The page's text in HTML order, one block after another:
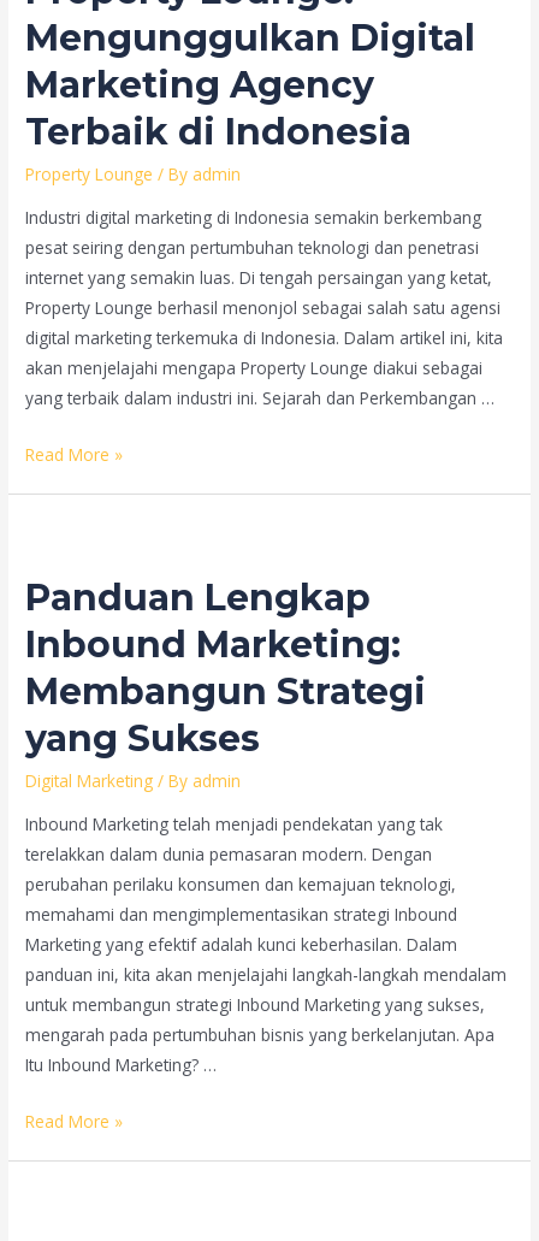
Modern
Mengunggulkan Digital
Marketing Agency
Terbaik di Indonesia
Property Lounge / By admin
Industri digital marketing di Indonesia semakin berkembang
pesat seiring dengan pertumbuhan teknologi dan penetrasi
internet yang semakin luas. Di tengah persaingan yang ketat,
Property Lounge berhasil menonjol sebagai salah satu agensi
digital marketing terkemuka di Indonesia. Dalam artikel ini, kita
akan menjelajahi mengapa Property Lounge diakui sebagai
yang terbaik dalam industri ini. Sejarah dan Perkembangan …
Property
Agency
Terbaik
di
Indonesia
Read More »
Panduan Lengkap
Inbound Marketing:
Membangun Strategi
yang Sukses
Digital Marketing / By admin
Inbound Marketing telah menjadi pendekatan yang tak
terelakkan dalam dunia pemasaran modern. Dengan
perubahan perilaku konsumen dan kemajuan teknologi,
memahami dan mengimplementasikan strategi Inbound
Marketing yang efektif adalah kunci keberhasilan. Dalam
panduan ini, kita akan menjelajahi langkah-langkah mendalam
untuk membangun strategi Inbound Marketing yang sukses,
mengarah pada pertumbuhan bisnis yang berkelanjutan. Apa
Itu Inbound Marketing? …
Panduan
Read More »